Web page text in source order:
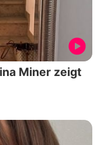
Miner zeigt